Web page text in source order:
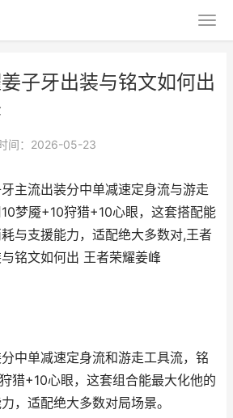
子牙出装与铭文如何出
间：2026-05-23
主流出装分中单减速定身流与游走
梦魇+10狩猎+10心眼，这套搭配能
与支援能力，适配绝大多数对,王者
铭文如何出 王者荣耀姜峰
中单减速定身流和游走工具流，铭
猎+10心眼，这套组合能最大化他的
，适配绝大多数对局场景。